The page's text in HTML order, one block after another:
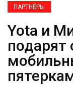
ПАРТНЁРЫ
Yota и
подарят